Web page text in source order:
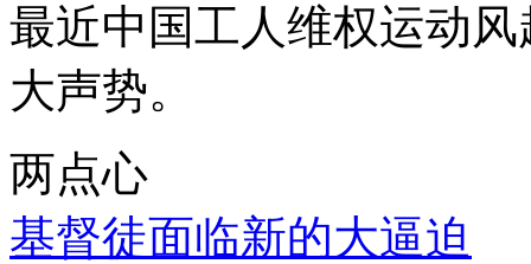
最近中国工人维权运动
大声势。
两点心
基督徒面临新的大逼迫